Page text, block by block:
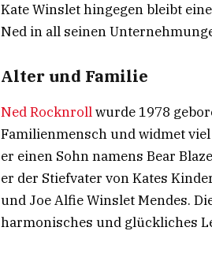
Kate Winslet hingegen bleibt
Ned in all seinen
Alter und Familie
Ned Rocknrollwurde 1978
Familienmensch und widmet
er einen Sohn namens Bear
er der Stiefvater von Kates
und Joe Alfie Winslet Mendes.
harmonisches und glückliches